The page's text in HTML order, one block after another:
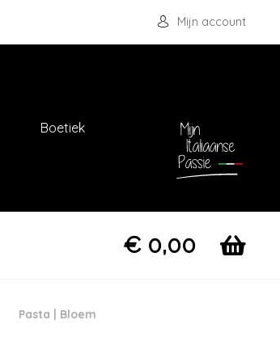
Mijn account
Boetiek
€ 0,00
Pasta | Bloem